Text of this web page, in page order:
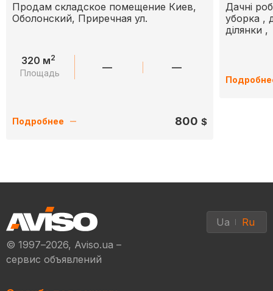
Продам складское помещение Киев,
Оболонский, Приречная ул.
320 м2
Площадь — —
Подробнее 800 $
Дачні
уборка ,
ділянки ,
© 1997–2026, Aviso.ua –
сервис объявлений
Ua Ru